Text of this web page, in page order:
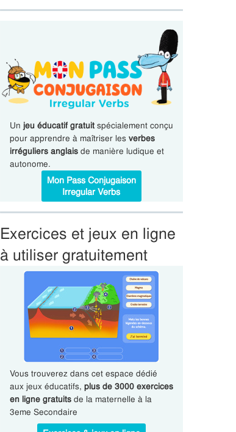
Un jeu éducatif gratuitspécialement conçu
pour apprendre à maîtriser les verbes
irréguliers anglaisde manière ludique et
autonome.
Mon Pass Conjugaison
Irregular Verbs
Exercices et jeux en ligne
à utiliser gratuitement
Vous trouverez dans cet espace dédié
aux jeux éducatifs, plus de 3000 exercices
en ligne gratuitsde la maternelle à la
3eme Secondaire